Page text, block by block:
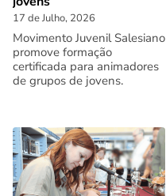
17 de Julho, 2026
Movimento Juvenil Salesiano
promove formação
certificada para animadores
de grupos de jovens.